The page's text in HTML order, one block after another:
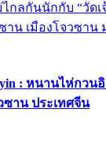
ไกลกันนักกับ “วัด
าน เมืองโจวซาน
: หนานไห่กวน
ซาน ประเทศจีน